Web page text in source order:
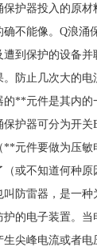
保护器投入的原
不能像。 Q浪涌
到保护的设备
防止几次大的
的**元件是其内
保护器可分为开
元件要做为压敏
或不知道何种
防雷器，是一
的电子装置。
生尖峰电流或者